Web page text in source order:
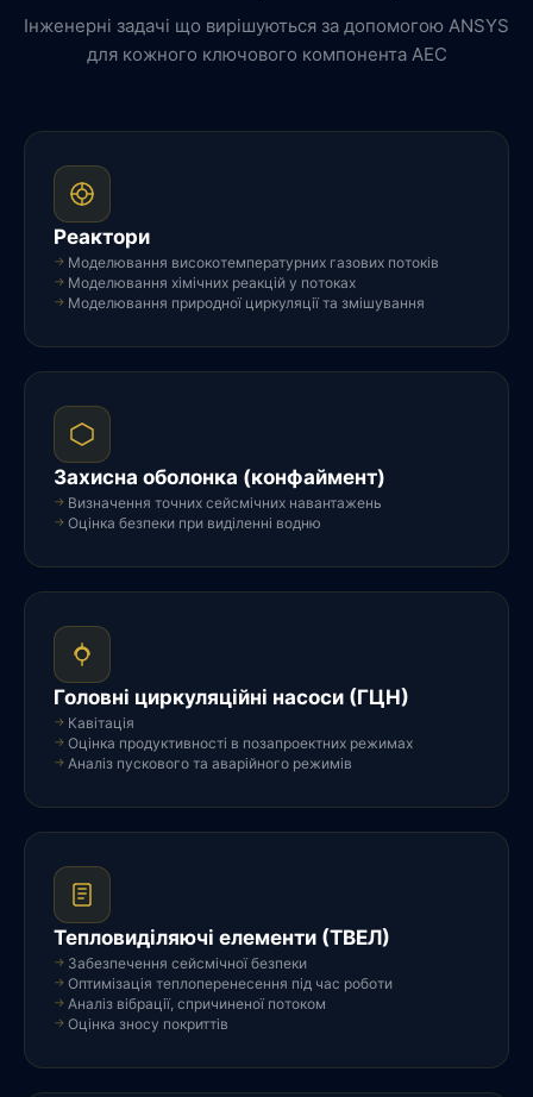
Інженерні задачі що вирішуються за допомогою ANSYS
для кожного ключового компонента АЕС
Реактори
Моделювання високотемпературних газових потоків
Моделювання хімічних реакцій у потоках
Моделювання природної циркуляції та змішування
Захисна оболонка (конфаймент)
Визначення точних сейсмічних навантажень
Оцінка безпеки при виділенні водню
Головні циркуляційні насоси (ГЦН)
Кавітація
Оцінка продуктивності в позапроектних режимах
Аналіз пускового та аварійного режимів
Тепловиділяючі елементи (ТВЕЛ)
Забезпечення сейсмічної безпеки
Оптимізація теплоперенесення під час роботи
Аналіз вібрації, спричиненої потоком
Оцінка зносу покриттів